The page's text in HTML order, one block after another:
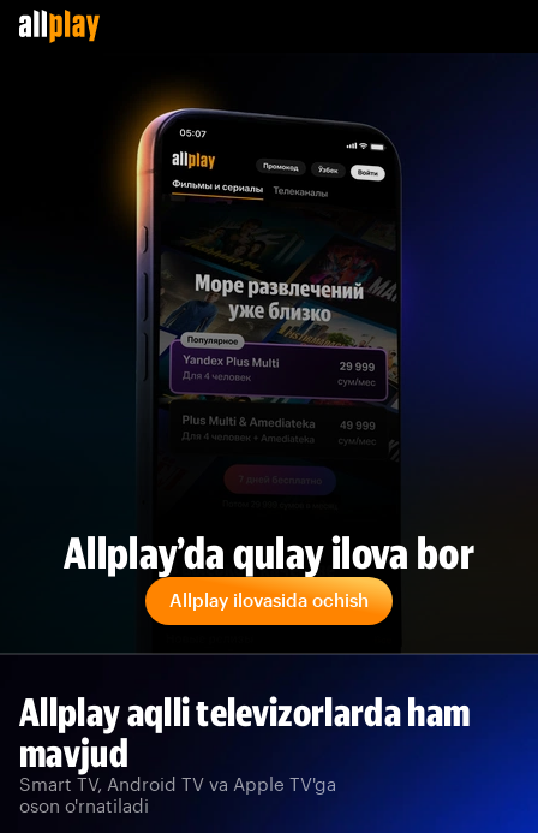
Allplay’da qulay ilova bor
Allplay ilovasida ochish
Allplay aqlli televizorlarda ham
mavjud
Smart TV, Android TV va Apple TV'ga
oson o'rnatiladi